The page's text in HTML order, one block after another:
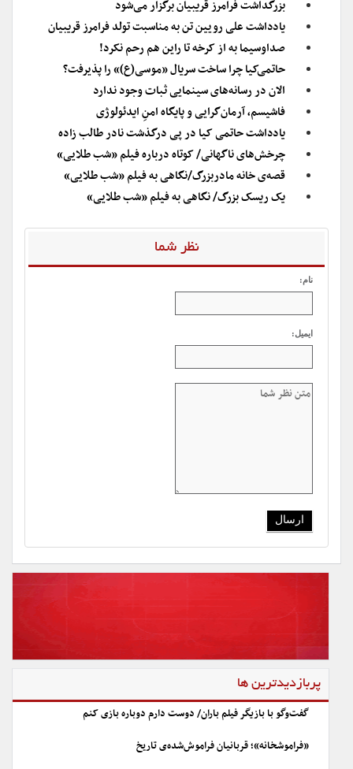
بزرگداشت فرامرز قریبیان برگزار می‌شود
یادداشت علی رویین تن به مناسبت تولد فرامرز قریبیان
صداوسیما به از کرخه تا راین هم رحم نکرد!
حاتمی‌کیا چرا ساخت سریال «موسی(ع)» را پذیرفت؟
الان در رسانه‌های سینمایی ثبات وجود ندارد
فاشیسم، آرمان‌گرایی و پایگاه امنِ ایدئولوژی
یادداشت حاتمی کیا در پی درگذشت نادر طالب زاده
چرخش‌های ناگهانی/ کوتاه درباره فیلم «شب طلایی»
قصه‌ی خانه مادربزرگ/نگاهی به فیلم «شب طلایی»
یک ریسک بزرگ/ نگاهی به فیلم «شب طلایی»
نظر شما
نام:
ایمیل:
پربازدیدترین ها
گفت‌وگو با بازیگر فیلم باران/ دوست دارم دوباره بازی کنم
«فراموشخانه»؛ قربانیان فراموش‌شده‌ی تاریخ